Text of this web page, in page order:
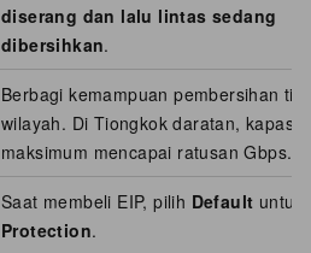
diserang dan lalu lintas sedang
dibersihkan.
Berbagi kemampuan pembersihan
wilayah. Di Tiongkok daratan,
maksimum mencapai ratusan Gbps.
Saat membeli EIP, pilih Default untuk
Protection.